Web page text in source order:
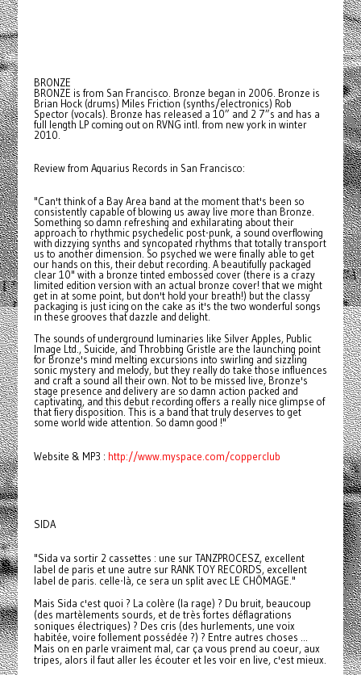
BRONZE
BRONZE is from San Francisco. Bronze began in 2006. Bronze is
Brian Hock (drums) Miles Friction (synths/electronics) Rob
Spector (vocals). Bronze has released a 10” and 2 7”s and has a
full length LP coming out on RVNG intl. from new york in winter
2010.
Review from Aquarius Records in San Francisco:
"Can't think of a Bay Area band at the moment that's been so
consistently capable of blowing us away live more than Bronze.
Something so damn refreshing and exhilarating about their
approach to rhythmic psychedelic post-punk, a sound overflowing
with dizzying synths and syncopated rhythms that totally transport
us to another dimension. So psyched we were finally able to get
our hands on this, their debut recording. A beautifully packaged
clear 10" with a bronze tinted embossed cover (there is a crazy
limited edition version with an actual bronze cover! that we might
get in at some point, but don't hold your breath!) but the classy
packaging is just icing on the cake as it's the two wonderful songs
in these grooves that dazzle and delight.
The sounds of underground luminaries like Silver Apples, Public
Image Ltd., Suicide, and Throbbing Gristle are the launching point
for Bronze's mind melting excursions into swirling and sizzling
sonic mystery and melody, but they really do take those influences
and craft a sound all their own. Not to be missed live, Bronze's
stage presence and delivery are so damn action packed and
captivating, and this debut recording offers a really nice glimpse of
that fiery disposition. This is a band that truly deserves to get
some world wide attention. So damn good !"
Website & MP3 : http://www.myspace.com/copperclub
SIDA
"Sida va sortir 2 cassettes : une sur TANZPROCESZ, excellent
label de paris et une autre sur RANK TOY RECORDS, excellent
label de paris. celle-là, ce sera un split avec LE CHÔMAGE."
Mais Sida c'est quoi ? La colère (la rage) ? Du bruit, beaucoup
(des martèlements sourds, et de très fortes déflagrations
soniques électriques) ? Des cris (des hurlements, une voix
habitée, voire follement possédée ?) ? Entre autres choses ...
Mais on en parle vraiment mal, car ça vous prend au coeur, aux
tripes, alors il faut aller les écouter et les voir en live, c'est mieux.